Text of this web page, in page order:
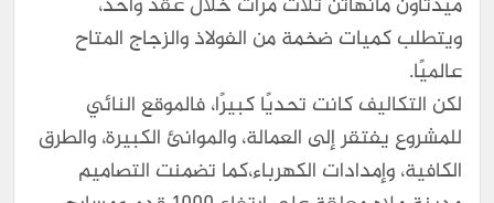
ويتطلب كميات ضخمة من الفولاذ والزجاج المتاح
عالميًا.
لكن التكاليف كانت تحديًا كبيرًا، فالموقع النائي
للمشروع يفتقر إلى العمالة، والموانئ الكبيرة، والطرق
الكافية، وإمدادات الكهرباء،كما تضمنت التصاميم